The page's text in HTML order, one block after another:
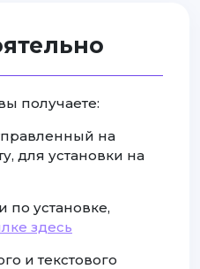
получаете:
на
для установки на
по установке,
здесь
и текстового